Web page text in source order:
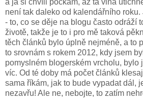
není tak daleko od kalendářního roku.
- to, co se děje na blogu často odráží
životě, takže je to i pro mě taková
těch článků bylo úplně nejméně, a to
to srovnám s rokem 2012, kdy jsem
pomyslném blogerském vrcholu, bylo
víc. Od té doby má počet článků
sama říkám, jak to bude vypadat dál,
nezavřu! Ale ne, nebojte, to zatím